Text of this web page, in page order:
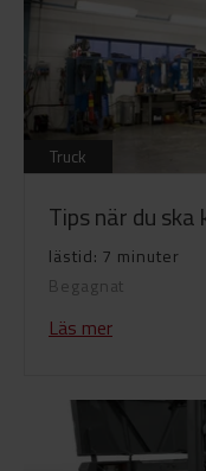
Truck
Tips när du
lästid: 7 minuter
Begagnat
Läs mer